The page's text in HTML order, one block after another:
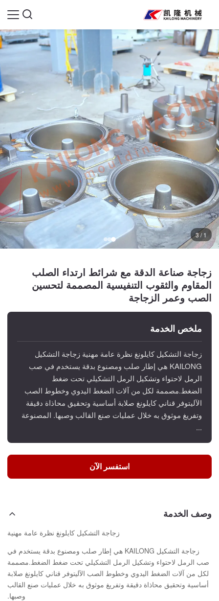
1 / 3
زجاجة صناعة الدقة مع شرائط ارتداء الصلب
المقاوم والثقوب التنفيسية المصممة لتحسين
الصب وعمر الزجاجة
ملخص الخدمة
زجاجة التشكيل كايلونغ نظرة عامة مهنية زجاجة التشكيل
KAILONG هي إطار صلب ومصنوع بدقة يستخدم في صب
الرمل لاحتواء وتشكيل الرمل التشكيلي تحت ضغط
الضغط.مصممة لكل من آلات الضغط اليدوي وخطوط الصب
الآليتوفر قناني كايلونغ صلابة أساسية وتحقيق محاذاة دقيقة
وتفريغ موثوق به خلال عمليات صنع القالب وصبها. المصنوعة
...
استفسر الآن
وصف الخدمة
زجاجة التشكيل كايلونغ نظرة عامة مهنية
زجاجة التشكيل KAILONG هي إطار صلب ومصنوع بدقة يستخدم في
صب الرمل لاحتواء وتشكيل الرمل التشكيلي تحت ضغط الضغط.مصممة
لكل من آلات الضغط اليدوي وخطوط الصب الآليتوفر قناني كايلونغ صلابة
أساسية وتحقيق محاذاة دقيقة وتفريغ موثوق به خلال عمليات صنع القالب
وصبها.